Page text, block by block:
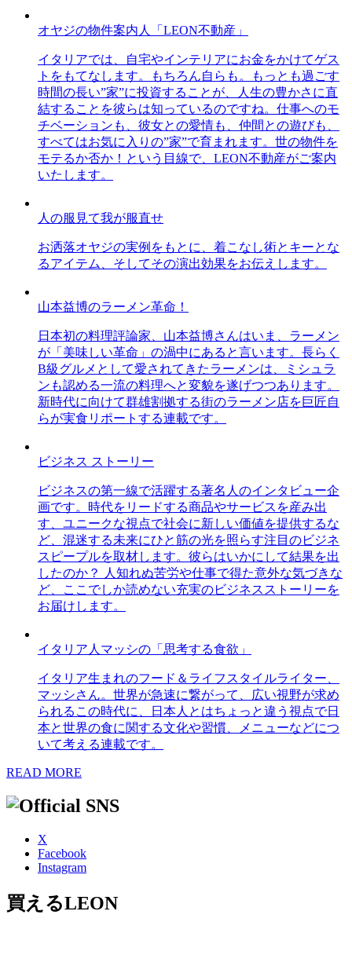
オヤジの物件案内人「LEON不動産」
イタリアでは、自宅やインテリアにお金をかけてゲス
トをもてなします。もちろん自らも。もっとも過ごす
時間の長い”家”に投資することが、人生の豊かさに直
結することを彼らは知っているのですね。仕事へのモ
チベーションも、彼女との愛情も、仲間との遊びも、
すべてはお気に入りの”家”で育まれます。世の物件を
モテるか否か！という目線で、LEON不動産がご案内
いたします。
人の服見て我が服直せ
お洒落オヤジの実例をもとに、着こなし術とキーとな
るアイテム、そしてその演出効果をお伝えします。
山本益博のラーメン革命！
日本初の料理評論家、山本益博さんはいま、ラーメン
が「美味しい革命」の渦中にあると言います。長らく
B級グルメとして愛されてきたラーメンは、ミシュラ
ンも認める一流の料理へと変貌を遂げつつあります。
新時代に向けて群雄割拠する街のラーメン店を巨匠自
らが実食リポートする連載です。
ビジネス ストーリー
ビジネスの第一線で活躍する著名人のインタビュー企
画です。時代をリードする商品やサービスを産み出
す、ユニークな視点で社会に新しい価値を提供するな
ど、混迷する未来にひと筋の光を照らす注目のビジネ
スピープルを取材します。彼らはいかにして結果を出
したのか？ 人知れぬ苦労や仕事で得た意外な気づきな
ど、ここでしか読めない充実のビジネスストーリーを
お届けします。
イタリア人マッシの「思考する食欲」
イタリア生まれのフード＆ライフスタイルライター、
マッシさん。世界が急速に繋がって、広い視野が求め
られるこの時代に、日本人とはちょっと違う視点で日
本と世界の食に関する文化や習慣、メニューなどにつ
いて考える連載です。
READ MORE
X
Facebook
Instagram
買えるLEON